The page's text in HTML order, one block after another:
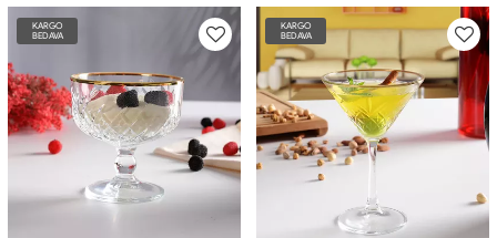
KARGO
BEDAVA
KARGO
BEDAVA